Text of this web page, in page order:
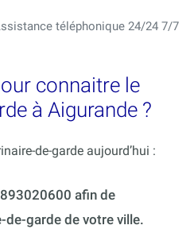
téléphonique 24/24 7/7
connaitre le
à Aigurande ?
de-garde aujourd’hui :
afin de
de-garde de votre ville.